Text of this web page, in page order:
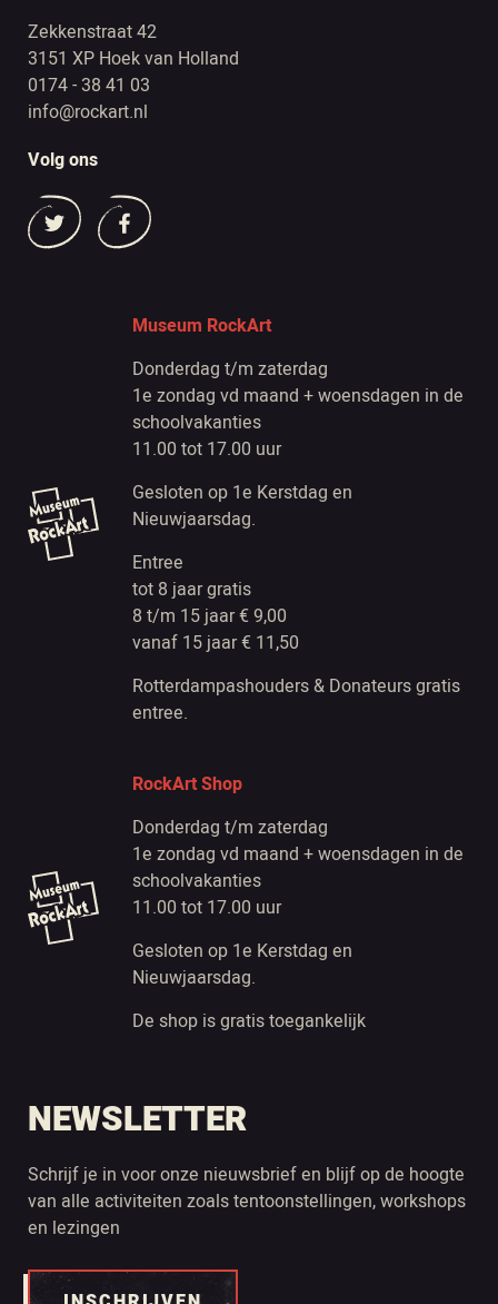
Zekkenstraat 42
3151 XP Hoek van Holland
0174 - 38 41 03
info@rockart.nl
Volg ons
Museum RockArt
Donderdag t/m zaterdag
1e zondag vd maand + woensdagen in de
schoolvakanties
11.00 tot 17.00 uur
Gesloten op 1e Kerstdag en
Nieuwjaarsdag.
Entree
tot 8 jaar gratis
8 t/m 15 jaar € 9,00
vanaf 15 jaar € 11,50
Rotterdampashouders & Donateurs gratis
entree.
RockArt Shop
Donderdag t/m zaterdag
1e zondag vd maand + woensdagen in de
schoolvakanties
11.00 tot 17.00 uur
Gesloten op 1e Kerstdag en
Nieuwjaarsdag.
De shop is gratis toegankelijk
NEWSLETTER
Schrijf je in voor onze nieuwsbrief en blijf op de hoogte
van alle activiteiten zoals tentoonstellingen, workshops
en lezingen